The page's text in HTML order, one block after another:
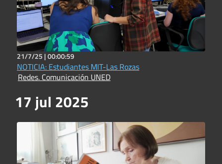
21/7/25 |00:00:59
NOTICIA: Estudiantes MIT-Las Rozas
Redes. Comunicación UNED
17 jul 2025